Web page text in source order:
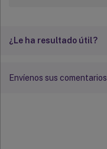
¿Le ha resultado útil?
Envíenos sus comentarios